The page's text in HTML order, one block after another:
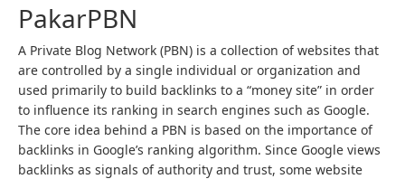
PakarPBN
A Private Blog Network (PBN) is a collection of websites that
are controlled by a single individual or organization and
used primarily to build backlinks to a “money site” in order
to influence its ranking in search engines such as Google.
The core idea behind a PBN is based on the importance of
backlinks in Google’s ranking algorithm. Since Google views
backlinks as signals of authority and trust, some website